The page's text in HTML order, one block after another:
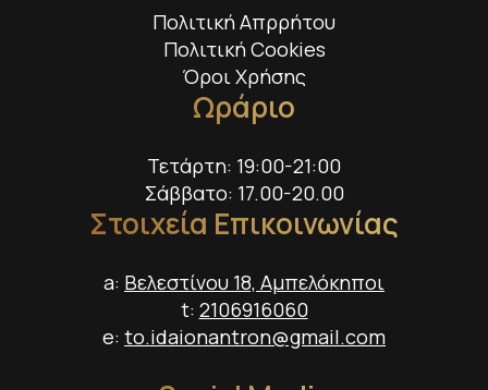
Πολιτική Απρρήτου
Πολιτική Cookies
Όροι Χρήσης
Ωράριο
Τετάρτη: 19:00-21:00
Σάββατο: 17.00-20.00
Στοιχεία Επικοινωνίας
a: Βελεστίνου 18, Αμπελόκηποι
t: 2106916060
e: to.idaionantron@gmail.com